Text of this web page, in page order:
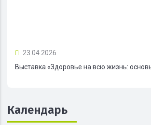
23.04.2026
Выставка «Здоровье на всю жизнь:
Календарь